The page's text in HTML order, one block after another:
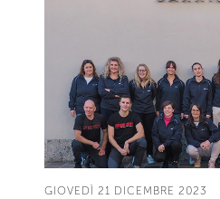
GIOVEDÌ 21 DICEMBRE 2023